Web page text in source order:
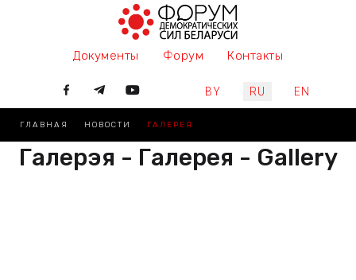
Документы Форум Контакты
Выберите язык
BY RU EN
ГЛАВНАЯ НОВОСТИ ГАЛЕРЕЯ
Галерэя - Галерея - Gallery